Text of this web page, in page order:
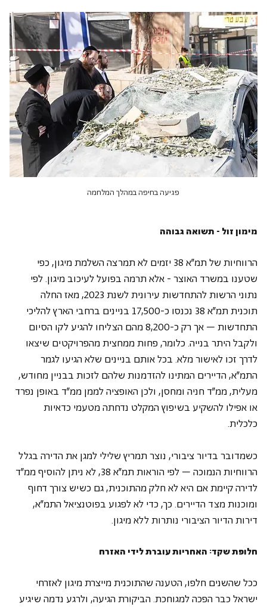
פגיעה בחיפה במהלך המלחמה
מימון זול - תשואה גבוהה
הרווחיות של תמ"א 38 יזמים לא תמרצה השלמת מיגון, כפי
שטענו במשרד האוצר - אלא תרמה בפועל לעיכוב מיגון. לפי
נתוני הרשות להתחדשות עירונית לשנת 2023, מאז החלה
תוכנית תמ"א 38 נכנסו כ-17,500 בניינים ברחבי הארץ להליכי
התחדשות – אך רק כ-8,200 מהם הצליחו להגיע לקו הסיום
ולקבל היתר בנייה. כלומר, פחות ממחצית מהפרויקטים שיצאו
לדרך זכו לאישור מלא. בכל אותם בניינים שלא הגיעו לגמר
התמ"א, הדיירים המתינו להזדמנות שלהם לזכות בבניין מחודש,
מעלית, ממ"ד חניה ומחסן, ולכן האופציה לממן ממ"ד באופן נפרד
או אפילו להשקיע בשיפוץ המקלט נדחתה מטעמי כדאיות
כלכלית.
כשמדובר בדיור ציבורי, נוצר תמריץ שלילי למגן את הדירה בגלל
הרווחיות הנמוכה – לפי הוראות תמ"א 38, לא ניתן להוסיף ממ"ד
לדירה קיימת אם היא לא חלק מהתוכנית, גם כשיש צורך דחוף
ומוכנות מצד הדיירים. כך, כדי לא לפגוע בפוטנציאל התמ"א,
דירות הדיור הציבורי נותרות ללא מיגון.
חלופת שקד: האחריות עוברת לידי האזרח
ככל שהשנים חלפו, הטענה שהתוכנית מייצרת מיגון לאזרחי
ישראל כבר הפכה למגוחכת. הביקורת הגיעה, ולרגע נדמה שיגיע